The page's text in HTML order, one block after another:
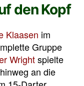
den Kopf
Klaasen im
Gruppe
Wrightspielte
an die